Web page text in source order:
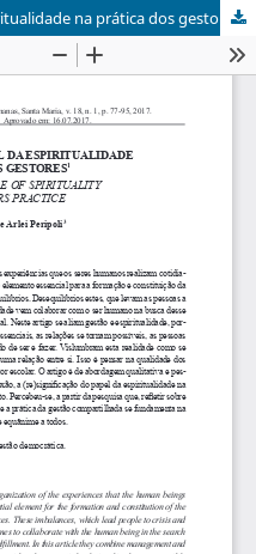
na prática dos gestores